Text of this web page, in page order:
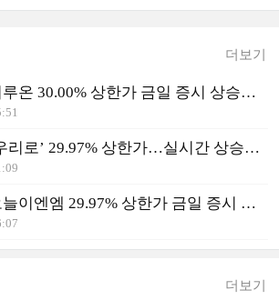
더보기
[서울데이터랩]이루온 30.00% 상한가 금일 증시 상승률 1위로 마감
[서울데이터랩]‘우리로’ 29.97% 상한가…실시간 상승률 1위
[서울데이터랩]오늘이엔엠 29.97% 상한가 금일 증시 상승률 1위로 마감
더보기